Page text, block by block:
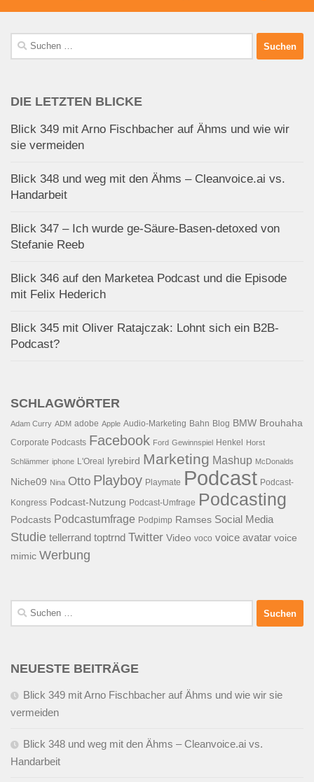
Suchen
nach:
DIE LETZTEN BLICKE
Blick 349 mit Arno Fischbacher auf Ähms und wie wir
sie vermeiden
Blick 348 und weg mit den Ähms – Cleanvoice.ai vs.
Handarbeit
Blick 347 – Ich wurde ge-Säure-Basen-detoxed von
Stefanie Reeb
Blick 346 auf den Marketea Podcast und die Episode
mit Felix Hederich
Blick 345 mit Oliver Ratajczak: Lohnt sich ein B2B-
Podcast?
SCHLAGWÖRTER
Adam Curry ADM adobe Apple Audio-Marketing Bahn Blog BMW Brouhaha
Corporate Podcasts Facebook Ford Gewinnspiel Henkel Horst
Schlämmer iphone L'Oreal lyrebird Marketing Mashup McDonalds
Niche09 Nina Otto Playboy Playmate Podcast Podcast-
Kongress Podcast-Nutzung Podcast-Umfrage Podcasting
Podcasts Podcastumfrage Podpimp Ramses Social Media
Studie tellerrand toptrnd Twitter Video voco voice avatar voice
mimic Werbung
Suchen
nach:
NEUESTE BEITRÄGE
Blick 349 mit Arno Fischbacher auf Ähms und wie wir sie
vermeiden
Blick 348 und weg mit den Ähms – Cleanvoice.ai vs.
Handarbeit